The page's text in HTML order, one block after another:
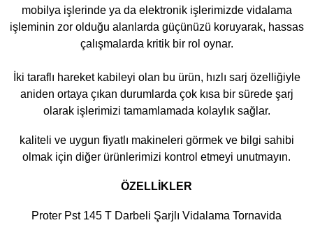
mobilya işlerinde ya da elektronik işlerimizde vidalama
işleminin zor olduğu alanlarda güçünüzü koruyarak, hassas
çalışmalarda kritik bir rol oynar.
İki taraflı hareket kabileyi olan bu ürün, hızlı sarj özelliğiyle
aniden ortaya çıkan durumlarda çok kısa bir sürede şarj
olarak işlerimizi tamamlamada kolaylık sağlar.
kaliteli ve uygun fiyatlı makineleri görmek ve bilgi sahibi
olmak için diğer ürünlerimizi kontrol etmeyi unutmayın.
ÖZELLİKLER
Proter Pst 145 T Darbeli Şarjlı Vidalama Tornavida